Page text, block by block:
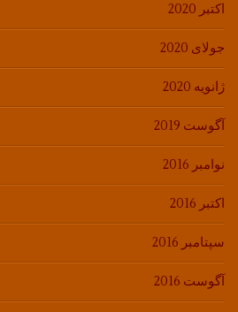
اکتبر 2020
جولای 2020
ژانویه 2020
آگوست 2019
نوامبر 2016
اکتبر 2016
سپتامبر 2016
آگوست 2016